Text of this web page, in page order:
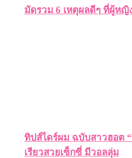
มัดรวม 6 เหตุผลดีๆ ที่ผู้ห
ทิปส์ไดร์ผม ฉบับสาวฮอต
เรียวสวยเซ็กซี่ มีวอลลุ่ม